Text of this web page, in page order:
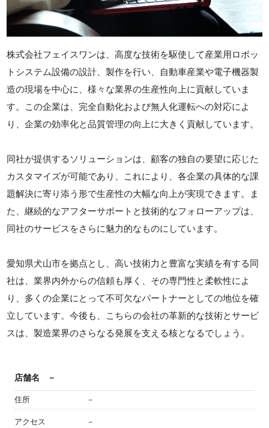
株式会社フェイスワンは、高度な技術を駆使して産業用ロボッ
トシステム設備の設計、製作を行い、自動車産業や電子機器製
造の現場を中心に、様々な業界の生産性向上に貢献していま
す。この企業は、完全自動化および無人化運転への対応によ
り、企業の効率化と品質管理の向上に大きく貢献しています。
同社が提供するソリューションは、顧客の独自の要望に応じた
カスタマイズが可能であり、これにより、各企業の具体的な課
題解決に寄り添う形で生産性の大幅な向上が実現できます。ま
た、継続的なアフターサポートと技術的なフォローアップは、
同社のサービスをさらに魅力的なものにしています。
愛知県犬山市を拠点とし、高い技術力と豊富な実績を有する同
社は、業界内外からの信頼も厚く、その専門性と柔軟性によ
り、多くの企業にとって不可欠なパートナーとしての地位を確
立しています。今後も、こちらの会社の革新的な技術とサービ
スは、製造業界のさらなる発展を支える核となるでしょう。
店舗名 －
住所 －
アクセス －